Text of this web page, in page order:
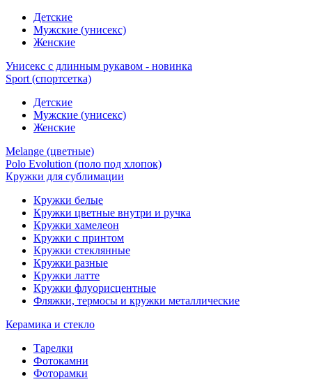
Детские
Мужские (унисекс)
Женские
Унисекс с длинным рукавом - новинка
Sport (спортсетка)
Детские
Мужские (унисекс)
Женские
Melange (цветные)
Polo Evolution (поло под хлопок)
Кружки для сублимации
Кружки белые
Кружки цветные внутри и ручка
Кружки хамелеон
Кружки c принтом
Кружки стеклянные
Кружки разные
Кружки латте
Кружки флуорисцентные
Фляжки, термосы и кружки металлические
Керамика и стекло
Тарелки
Фотокамни
Фоторамки